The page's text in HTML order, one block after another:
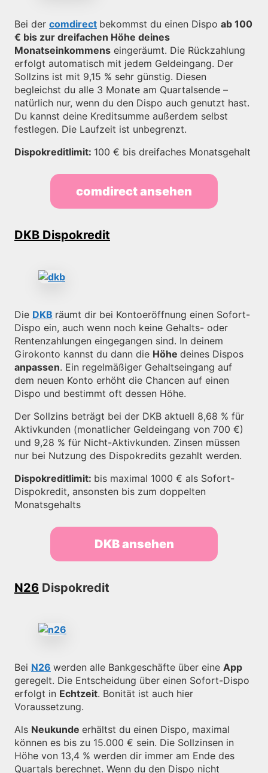
Bei der comdirect bekommst du einen Dispo ab 100
€ bis zur dreifachen Höhe deines
Monatseinkommens eingeräumt. Die Rückzahlung
erfolgt automatisch mit jedem Geldeingang. Der
Sollzins ist mit 9,15 % sehr günstig. Diesen
begleichst du alle 3 Monate am Quartalsende –
natürlich nur, wenn du den Dispo auch genutzt hast.
Du kannst deine Kreditsumme außerdem selbst
festlegen. Die Laufzeit ist unbegrenzt.
Dispokreditlimit: 100 € bis dreifaches Monatsgehalt
comdirect ansehen
DKB Dispokredit
Die DKB räumt dir bei Kontoeröffnung einen Sofort-
Dispo ein, auch wenn noch keine Gehalts- oder
Rentenzahlungen eingegangen sind. In deinem
Girokonto kannst du dann die Höhe deines Dispos
anpassen. Ein regelmäßiger Gehaltseingang auf
dem neuen Konto erhöht die Chancen auf einen
Dispo und bestimmt oft dessen Höhe.
Der Sollzins beträgt bei der DKB aktuell 8,68 % für
Aktivkunden (monatlicher Geldeingang von 700 €)
und 9,28 % für Nicht-Aktivkunden. Zinsen müssen
nur bei Nutzung des Dispokredits gezahlt werden.
Dispokreditlimit: bis maximal 1000 € als Sofort-
Dispokredit, ansonsten bis zum doppelten
Monatsgehalts
DKB ansehen
N26 Dispokredit
Bei N26 werden alle Bankgeschäfte über eine App
geregelt. Die Entscheidung über einen Sofort-Dispo
erfolgt in Echtzeit. Bonität ist auch hier
Voraussetzung.
Als Neukunde erhältst du einen Dispo, maximal
können es bis zu 15.000 € sein. Die Sollzinsen in
Höhe von 13,4 % werden dir immer am Ende des
Quartals berechnet. Wenn du den Dispo nicht